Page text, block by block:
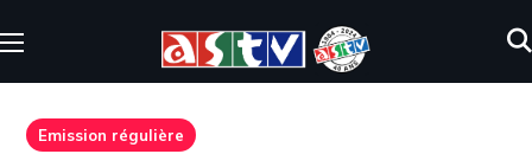
Emission régulière